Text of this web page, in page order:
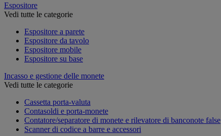
Espositore
Vedi tutte le categorie
Espositore a parete
Espositore da tavolo
Espositore mobile
Espositore su base
Incasso e gestione delle monete
Vedi tutte le categorie
Cassetta porta-valuta
Contasoldi e porta-monete
Contatore/separatore di monete e rilevatore di banconote false
Scanner di codice a barre e accessori